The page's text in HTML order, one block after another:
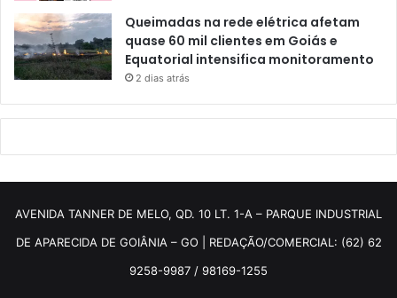
Queimadas na rede elétrica afetam
quase 60 mil clientes em Goiás e
Equatorial intensifica monitoramento
2 dias atrás
AVENIDA TANNER DE MELO, QD. 10 LT. 1-A – PARQUE INDUSTRIAL
DE APARECIDA DE GOIÂNIA – GO | REDAÇÃO/COMERCIAL: (62) 62
9258-9987 / 98169-1255